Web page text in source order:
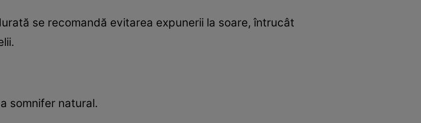
se recomandă evitarea expunerii la soare, întrucât
somnifer natural.